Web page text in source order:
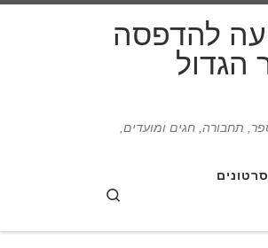
להדפסה
הגדול
תחבורה, חגים ומועדים,
סרטונים